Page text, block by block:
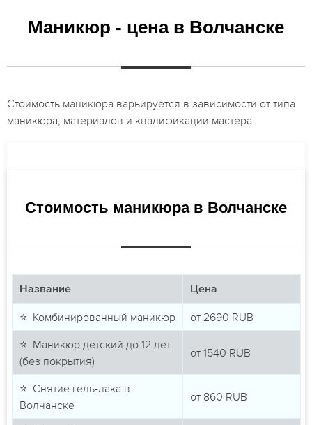
Маникюр - цена в Волчанске
Стоимость маникюра варьируется в зависимости от типа
маникюра, материалов и квалификации мастера.
Стоимость маникюра в Волчанске
Название Цена
⭐ Комбинированный маникюр от 2690 RUB
⭐ Маникюр детский до 12 лет.
(без покрытия)
от 1540 RUB
⭐ Снятие гель-лака в
Волчанске
от 860 RUB